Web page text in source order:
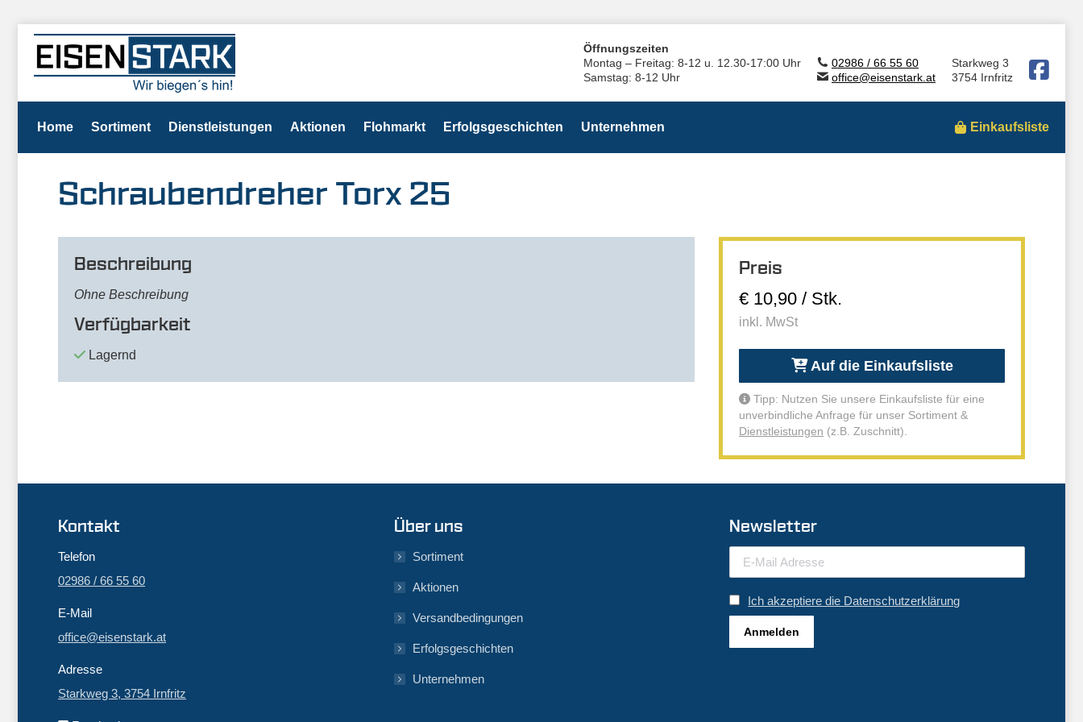
Öffnungszeiten
Montag – Freitag: 8-12 u. 12.30-17:00 Uhr
Samstag: 8-12 Uhr
02986 / 66 55 60
office@eisenstark.at
Starkweg 3
3754 Irnfritz
Home Sortiment Dienstleistungen Aktionen Flohmarkt Erfolgsgeschichten Unternehmen Einkaufsliste
Schraubendreher Torx 25
Beschreibung
Ohne Beschreibung
Verfügbarkeit
Lagernd
Preis
€ 10,90 / Stk.
inkl. MwSt
Auf die Einkaufsliste
Tipp: Nutzen Sie unsere Einkaufsliste für eine
unverbindliche Anfrage für unser Sortiment &
Dienstleistungen (z.B. Zuschnitt).
Kontakt
Telefon
02986 / 66 55 60
E-Mail
office@eisenstark.at
Adresse
Starkweg 3, 3754 Irnfritz
Über uns
Sortiment
Aktionen
Versandbedingungen
Erfolgsgeschichten
Unternehmen
Newsletter
Ich akzeptiere die Datenschutzerklärung